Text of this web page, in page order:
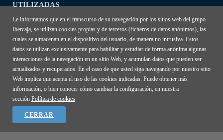
UTILIZADAS
Le informamos que en el transcurso de su navegación por los sitios web del grupo
Ibercaja, se utilizan cookies propias y de terceros (ficheros de datos anónimos), las
cuales se almacenan en el dispositivo del usuario, de manera no intrusiva. Estos
datos se utilizan exclusivamente para habilitar y estudiar de forma anónima algunas
interacciones de la navegación en un sitio Web, y acumulan datos que pueden ser
actualizados y recuperados. En el caso de que usted siga navegando por nuestro sitio
Web implica que acepta el uso de las cookies indicadas. Puede obtener más
información, o bien conocer cómo cambiar la configuración, en nuestra
sección Política de cookies
CERRAR